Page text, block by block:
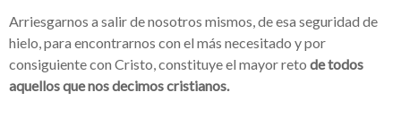
Arriesgarnos a salir de nosotros mismos, de esa seguridad de
hielo, para encontrarnos con el más necesitado y por
consiguiente con Cristo, constituye el mayor reto de todos
aquellos que nos decimos cristianos.